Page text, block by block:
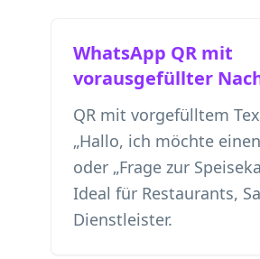
WhatsApp QR mit
vorausgefüllter
QR mit vorgefülltem
„Hallo, ich möchte
oder „Frage zur
Ideal für Restaurants,
Dienstleister.